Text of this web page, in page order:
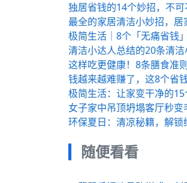
独居省钱的14个妙招，不可
最全的家居清洁小妙招，居
极简生活｜8个「无痛省钱
清洁小达人总结的20条清
这样吃更健康！8条膳食准
钱越来越难赚了，这8个省
极简生活：让家变干净的15
女子家中吊顶坍塌客厅秒变
环保夏日：清凉秘籍，解
随便看看